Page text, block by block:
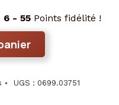
6 - 55 Points fidélité !
UGS : 0699.03751